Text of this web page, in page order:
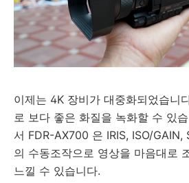
이제는 4K 장비가 대중화되었습니
로 보다 좋은 화질을 녹화할 수 있
서 FDR-AX700 은 IRIS, ISO/GAIN,
의 수동조작으로 영상을 마음대로
느낄 수 있습니다.